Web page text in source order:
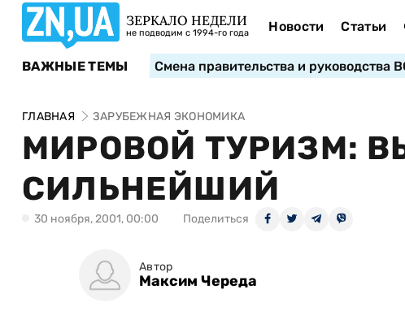
ЗЕРКАЛО НЕДЕЛИ
не подводим с 1994-го года Новости Статьи
ВАЖНЫЕ ТЕМЫ Смена правительства и руководства
ГЛАВНАЯ ЗАРУБЕЖНАЯ ЭКОНОМИКА
МИРОВОЙ ТУРИЗМ:
СИЛЬНЕЙШИЙ
30 ноября, 2001, 00:00 Поделиться
Автор
Максим Череда